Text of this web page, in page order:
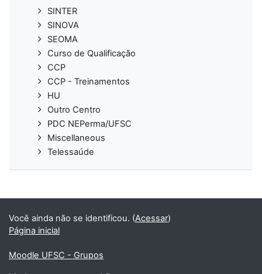
SINTER
SINOVA
SEOMA
Curso de Qualificação
CCP
CCP - Treinamentos
HU
Outro Centro
PDC NEPerma/UFSC
Miscellaneous
Telessaúde
Você ainda não se identificou. (Acessar)
Página inicial
Moodle UFSC - Grupos